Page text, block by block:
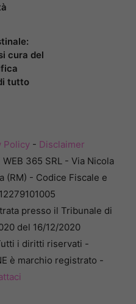
cura del
tutto
Policy- Disclaimer
365 SRL - Via Nicola
(RM) - Codice Fiscale e
presso il Tribunale di
del 16/12/2020
i diritti riservati -
è marchio registrato -